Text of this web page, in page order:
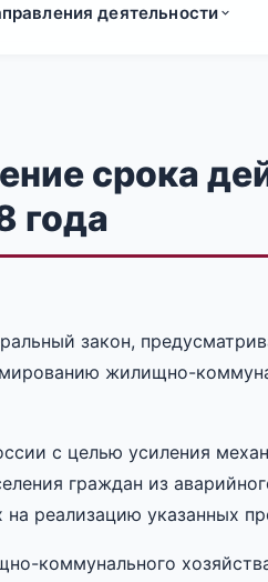
деятельности
срока
года
закон,
жилищно-
с целью усиления
граждан из
на реализацию указанных
коммунального